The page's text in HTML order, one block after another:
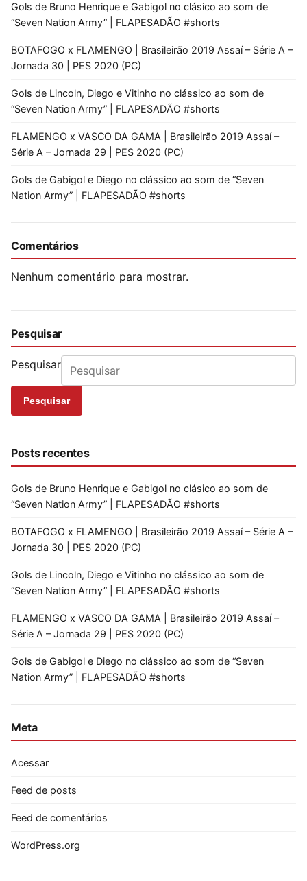
Gols de Bruno Henrique e Gabigol no clásico ao som de
“Seven Nation Army” | FLAPESADÃO #shorts
BOTAFOGO x FLAMENGO | Brasileirão 2019 Assaí – Série A –
Jornada 30 | PES 2020 (PC)
Gols de Lincoln, Diego e Vitinho no clássico ao som de
“Seven Nation Army” | FLAPESADÃO #shorts
FLAMENGO x VASCO DA GAMA | Brasileirão 2019 Assaí –
Série A – Jornada 29 | PES 2020 (PC)
Gols de Gabigol e Diego no clássico ao som de “Seven
Nation Army” | FLAPESADÃO #shorts
Comentários
Nenhum comentário para mostrar.
Pesquisar
Pesquisar
Pesquisar
Posts recentes
Gols de Bruno Henrique e Gabigol no clásico ao som de
“Seven Nation Army” | FLAPESADÃO #shorts
BOTAFOGO x FLAMENGO | Brasileirão 2019 Assaí – Série A –
Jornada 30 | PES 2020 (PC)
Gols de Lincoln, Diego e Vitinho no clássico ao som de
“Seven Nation Army” | FLAPESADÃO #shorts
FLAMENGO x VASCO DA GAMA | Brasileirão 2019 Assaí –
Série A – Jornada 29 | PES 2020 (PC)
Gols de Gabigol e Diego no clássico ao som de “Seven
Nation Army” | FLAPESADÃO #shorts
Meta
Acessar
Feed de posts
Feed de comentários
WordPress.org